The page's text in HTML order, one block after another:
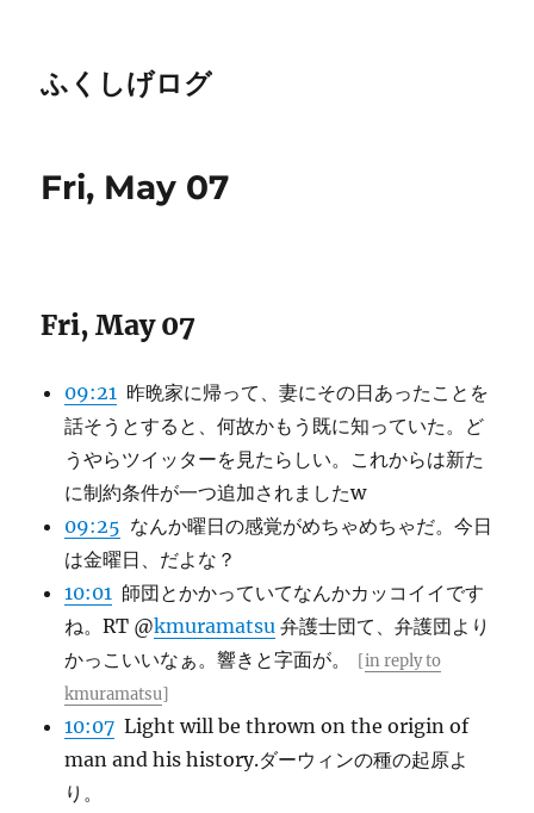
ふくしげログ
Fri, May 07
Fri, May 07
09:21 昨晩家に帰って、妻にその日あったことを
話そうとすると、何故かもう既に知っていた。ど
うやらツイッターを見たらしい。これからは新た
に制約条件が一つ追加されましたw
09:25 なんか曜日の感覚がめちゃめちゃだ。今日
は金曜日、だよな？
10:01 師団とかかっていてなんかカッコイイです
ね。RT @kmuramatsu 弁護士団て、弁護団より
かっこいいなぁ。響きと字面が。
[in reply to
kmuramatsu]
10:07 Light will be thrown on the origin of
man and his history.ダーウィンの種の起原よ
り。